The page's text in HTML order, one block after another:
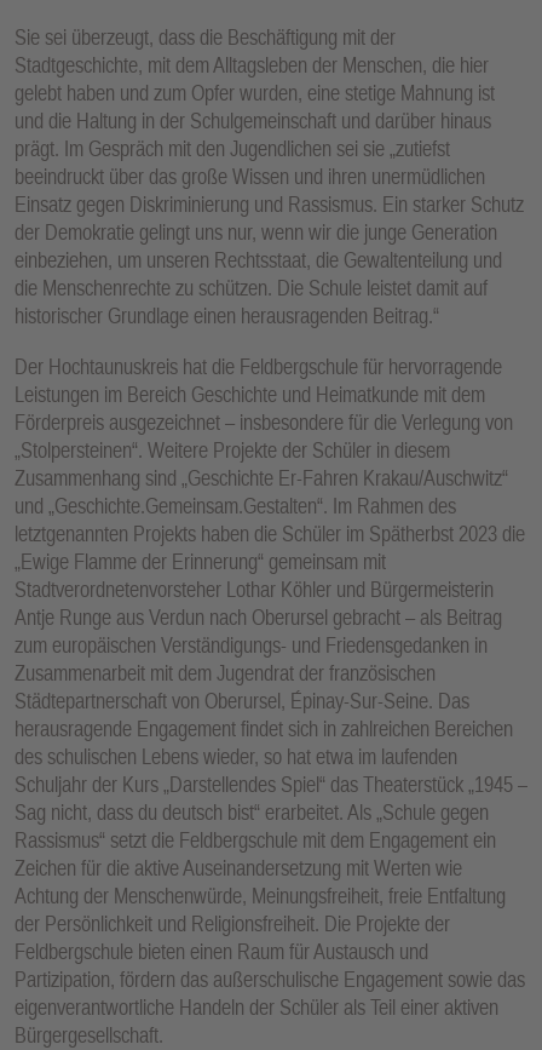
Sie sei überzeugt, dass die Beschäftigung mit der
Stadtgeschichte, mit dem Alltagsleben der Menschen, die hier
gelebt haben und zum Opfer wurden, eine stetige Mahnung ist
und die Haltung in der Schulgemeinschaft und darüber hinaus
prägt. Im Gespräch mit den Jugendlichen sei sie „zutiefst
beeindruckt über das große Wissen und ihren unermüdlichen
Einsatz gegen Diskriminierung und Rassismus. Ein starker Schutz
der Demokratie gelingt uns nur, wenn wir die junge Generation
einbeziehen, um unseren Rechtsstaat, die Gewaltenteilung und
die Menschenrechte zu schützen. Die Schule leistet damit auf
historischer Grundlage einen herausragenden Beitrag.“
Der Hochtaunuskreis hat die Feldbergschule für hervorragende
Leistungen im Bereich Geschichte und Heimatkunde mit dem
Förderpreis ausgezeichnet – insbesondere für die Verlegung von
„Stolpersteinen“. Weitere Projekte der Schüler in diesem
Zusammenhang sind „Geschichte Er-Fahren Krakau/Auschwitz“
und „Geschichte.Gemeinsam.Gestalten“. Im Rahmen des
letztgenannten Projekts haben die Schüler im Spätherbst 2023 die
„Ewige Flamme der Erinnerung“ gemeinsam mit
Stadtverordnetenvorsteher Lothar Köhler und Bürgermeisterin
Antje Runge aus Verdun nach Oberursel gebracht – als Beitrag
zum europäischen Verständigungs- und Friedensgedanken in
Zusammenarbeit mit dem Jugendrat der französischen
Städtepartnerschaft von Oberursel, Épinay-Sur-Seine. Das
herausragende Engagement findet sich in zahlreichen Bereichen
des schulischen Lebens wieder, so hat etwa im laufenden
Schuljahr der Kurs „Darstellendes Spiel“ das Theaterstück „1945 –
Sag nicht, dass du deutsch bist“ erarbeitet. Als „Schule gegen
Rassismus“ setzt die Feldbergschule mit dem Engagement ein
Zeichen für die aktive Auseinandersetzung mit Werten wie
Achtung der Menschenwürde, Meinungsfreiheit, freie Entfaltung
der Persönlichkeit und Religionsfreiheit. Die Projekte der
Feldbergschule bieten einen Raum für Austausch und
Partizipation, fördern das außerschulische Engagement sowie das
eigenverantwortliche Handeln der Schüler als Teil einer aktiven
Bürgergesellschaft.